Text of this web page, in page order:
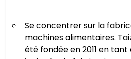
Se concentrer sur la
machines alimentaires.
été fondée en 2011 en